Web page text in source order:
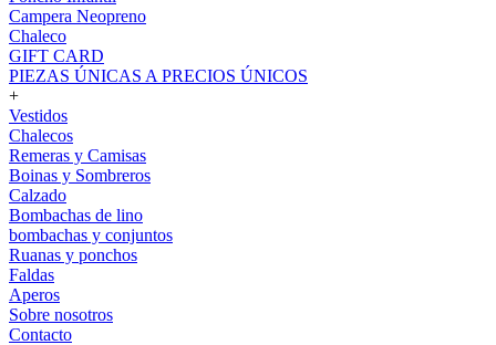
Campera Neopreno
Chaleco
GIFT CARD
PIEZAS ÚNICAS A PRECIOS ÚNICOS
+
Vestidos
Chalecos
Remeras y Camisas
Boinas y Sombreros
Calzado
Bombachas de lino
bombachas y conjuntos
Ruanas y ponchos
Faldas
Aperos
Sobre nosotros
Contacto